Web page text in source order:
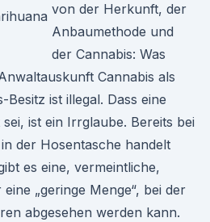
von der Herkunft, der
Anbaumethode und
der Cannabis: Was
Cannabis als
Besitz ist illegal. Dass eine
ist ein Irrglaube. Bereits bei
der Hosen­tasche handelt
es eine, vermeint­liche,
„geringe Menge“, bei der
abgesehen werden kann.